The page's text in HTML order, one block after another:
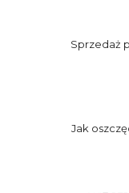
Sprzedaż
Jak